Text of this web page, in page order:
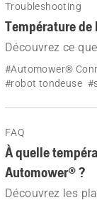
Troubleshooting
Température
Découvrez ce
actions réaliser.
#Automower®
#robot tondeuse
FAQ
À quelle
Automower® ?
Découvrez les